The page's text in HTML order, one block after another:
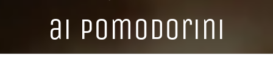
ai Pomodorini